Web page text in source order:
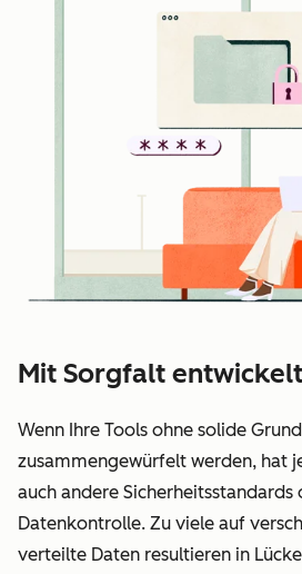
Mit Sorgfalt entwickelt
Wenn Ihre Tools ohne solide
zusammengewürfelt werden, hat
auch andere
Datenkontrolle. Zu viele auf
verteilte Daten resultieren in